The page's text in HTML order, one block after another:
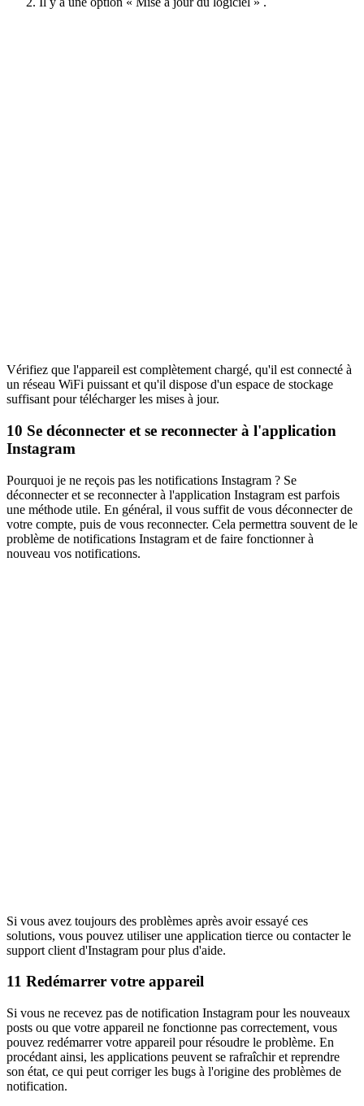
Vérifiez que l'appareil est complètement chargé, qu'il est connecté à
un réseau WiFi puissant et qu'il dispose d'un espace de stockage
suffisant pour télécharger les mises à jour.
10 Se déconnecter et se reconnecter à l'application
Instagram
Pourquoi je ne reçois pas les notifications Instagram ? Se
déconnecter et se reconnecter à l'application Instagram est parfois
une méthode utile. En général, il vous suffit de vous déconnecter de
votre compte, puis de vous reconnecter. Cela permettra souvent de le
problème de notifications Instagram et de faire fonctionner à
nouveau vos notifications.
Si vous avez toujours des problèmes après avoir essayé ces
solutions, vous pouvez utiliser une application tierce ou contacter le
support client d'Instagram pour plus d'aide.
11 Redémarrer votre appareil
Si vous ne recevez pas de notification Instagram pour les nouveaux
posts ou que votre appareil ne fonctionne pas correctement, vous
pouvez redémarrer votre appareil pour résoudre le problème. En
procédant ainsi, les applications peuvent se rafraîchir et reprendre
son état, ce qui peut corriger les bugs à l'origine des problèmes de
notification.